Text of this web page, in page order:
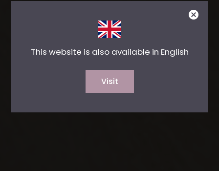
This website is also available in English
Visit